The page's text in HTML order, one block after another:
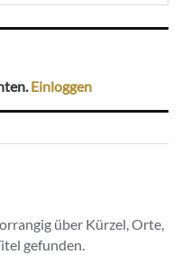
Einloggen
über Kürzel, Orte,
gefunden.